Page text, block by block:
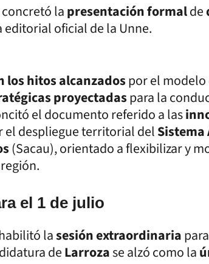
concretó lapresentación formalde
editorial oficial de la Unne.
los hitos alcanzadospor el modelo
proyectadaspara la
el documento referido a las
el despliegue territorial del
(Sacau), orientado a flexibilizar y
el 1 de julio
lasesión extraordinaria
deLarrozase alzó como la